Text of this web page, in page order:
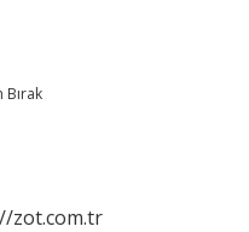
Bırak
zot.com.tr